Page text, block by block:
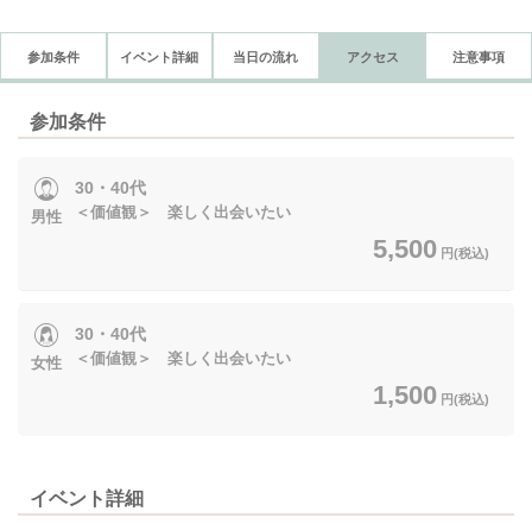
参加条件 イベント詳細 当日の流れ アクセス 注意事項
参加条件
男性
30・40代
＜価値観＞ 楽しく出会いたい
5,500 円(税込)
女性
30・40代
＜価値観＞ 楽しく出会いたい
1,500 円(税込)
イベント詳細